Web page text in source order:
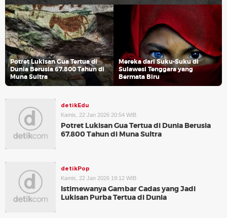
Potret Lukisan Gua Tertua di
Dunia Berusia 67.800 Tahun di
Muna Sultra
Mereka dari Suku-Suku di
Sulawesi Tenggara yang
Bermata Biru
detikEdu
Kamis, 22 Jan 2026 20:54 WIB
Potret Lukisan Gua Tertua di Dunia Berusia
67.800 Tahun di Muna Sultra
detikPop
Kamis, 22 Jan 2026 19:12 WIB
Istimewanya Gambar Cadas yang Jadi
Lukisan Purba Tertua di Dunia